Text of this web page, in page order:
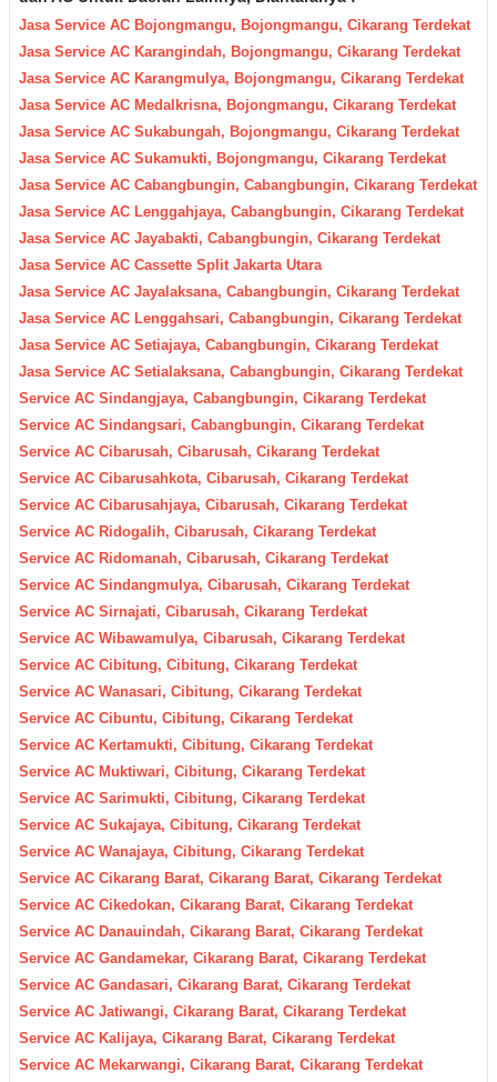
Jasa Service AC Bojongmangu, Bojongmangu, Cikarang Terdekat
Jasa Service AC Karangindah, Bojongmangu, Cikarang Terdekat
Jasa Service AC Karangmulya, Bojongmangu, Cikarang Terdekat
Jasa Service AC Medalkrisna, Bojongmangu, Cikarang Terdekat
Jasa Service AC Sukabungah, Bojongmangu, Cikarang Terdekat
Jasa Service AC Sukamukti, Bojongmangu, Cikarang Terdekat
Jasa Service AC Cabangbungin, Cabangbungin, Cikarang Terdekat
Jasa Service AC Lenggahjaya, Cabangbungin, Cikarang Terdekat
Jasa Service AC Jayabakti, Cabangbungin, Cikarang Terdekat
Jasa Service AC Cassette Split Jakarta Utara
Jasa Service AC Jayalaksana, Cabangbungin, Cikarang Terdekat
Jasa Service AC Lenggahsari, Cabangbungin, Cikarang Terdekat
Jasa Service AC Setiajaya, Cabangbungin, Cikarang Terdekat
Jasa Service AC Setialaksana, Cabangbungin, Cikarang Terdekat
Service AC Sindangjaya, Cabangbungin, Cikarang Terdekat
Service AC Sindangsari, Cabangbungin, Cikarang Terdekat
Service AC Cibarusah, Cibarusah, Cikarang Terdekat
Service AC Cibarusahkota, Cibarusah, Cikarang Terdekat
Service AC Cibarusahjaya, Cibarusah, Cikarang Terdekat
Service AC Ridogalih, Cibarusah, Cikarang Terdekat
Service AC Ridomanah, Cibarusah, Cikarang Terdekat
Service AC Sindangmulya, Cibarusah, Cikarang Terdekat
Service AC Sirnajati, Cibarusah, Cikarang Terdekat
Service AC Wibawamulya, Cibarusah, Cikarang Terdekat
Service AC Cibitung, Cibitung, Cikarang Terdekat
Service AC Wanasari, Cibitung, Cikarang Terdekat
Service AC Cibuntu, Cibitung, Cikarang Terdekat
Service AC Kertamukti, Cibitung, Cikarang Terdekat
Service AC Muktiwari, Cibitung, Cikarang Terdekat
Service AC Sarimukti, Cibitung, Cikarang Terdekat
Service AC Sukajaya, Cibitung, Cikarang Terdekat
Service AC Wanajaya, Cibitung, Cikarang Terdekat
Service AC Cikarang Barat, Cikarang Barat, Cikarang Terdekat
Service AC Cikedokan, Cikarang Barat, Cikarang Terdekat
Service AC Danauindah, Cikarang Barat, Cikarang Terdekat
Service AC Gandamekar, Cikarang Barat, Cikarang Terdekat
Service AC Gandasari, Cikarang Barat, Cikarang Terdekat
Service AC Jatiwangi, Cikarang Barat, Cikarang Terdekat
Service AC Kalijaya, Cikarang Barat, Cikarang Terdekat
Service AC Mekarwangi, Cikarang Barat, Cikarang Terdekat